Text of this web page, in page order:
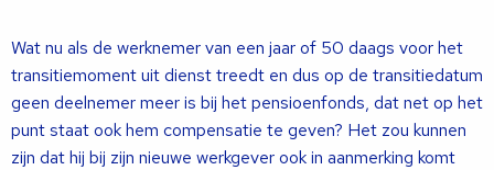
Wat nu als de werknemer van een jaar of 50 daags voor het
transitiemoment uit dienst treedt en dus op de transitiedatum
geen deelnemer meer is bij het pensioenfonds, dat net op het
punt staat ook hem compensatie te geven? Het zou kunnen
zijn dat hij bij zijn nieuwe werkgever ook in aanmerking komt